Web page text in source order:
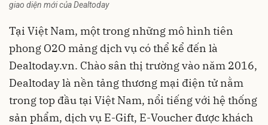
giao diện mới của Dealtoday
Tại Việt Nam, một trong những mô hình tiên
phong O2O mảng dịch vụ có thể kể đến là
Dealtoday.vn. Chào sân thị trường vào năm 2016,
Dealtodaylà nền tảng thương mại điện tử nằm
trong top đầu tại Việt Nam, nổi tiếng với hệ thống
sản phẩm, dịch vụ E-Gift, E-Voucher được khách